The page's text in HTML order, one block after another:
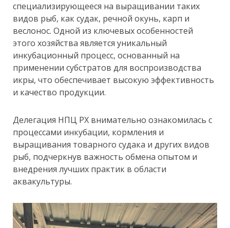
специализирующееся на выращивании таких
видов рыб, как судак, речной окунь, карп и
веслонос. Одной из ключевых особенностей
этого хозяйства является уникальный
инкубационный процесс, основанный на
применении субстратов для воспроизводства
икры, что обеспечивает высокую эффективность
и качество продукции.
Делегация НПЦ РХ внимательно ознакомилась с
процессами инкубации, кормления и
выращивания товарного судака и других видов
рыб, подчеркнув важность обмена опытом и
внедрения лучших практик в области
аквакультуры.